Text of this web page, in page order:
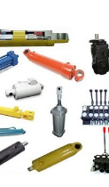
à entrega
se de
a
com ótima
que ficam de
apenas o
importante
por
de cuidado